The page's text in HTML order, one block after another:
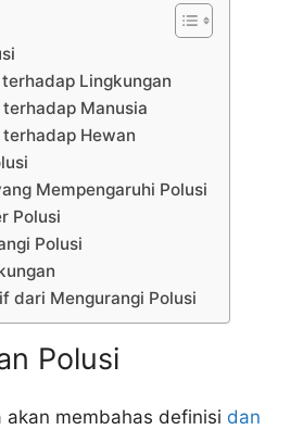
Lingkungan
Manusia
Hewan
Mempengaruhi Polusi
Polusi
Polusi
dari Mengurangi Polusi
Polusi
akan membahas definisi dan